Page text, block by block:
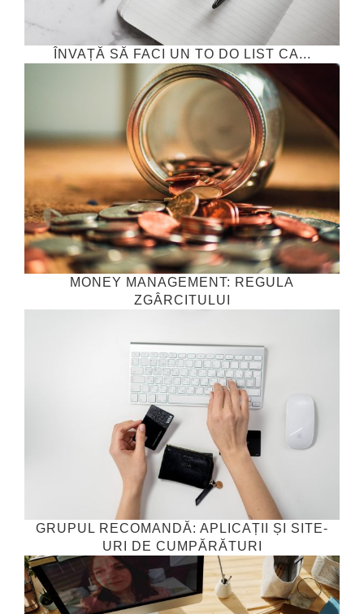
ÎNVAȚĂ SĂ FACI UN TO DO LIST CA...
MONEY MANAGEMENT: REGULA
ZGÂRCITULUI
GRUPUL RECOMANDĂ: APLICAȚII ȘI SITE-
URI DE CUMPĂRĂTURI